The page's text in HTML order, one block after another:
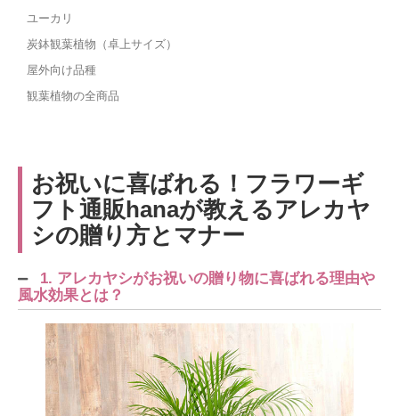
ユーカリ
炭鉢観葉植物（卓上サイズ）
屋外向け品種
観葉植物の全商品
お祝いに喜ばれる！フラワーギ
フト通販hanaが教えるアレカヤ
シの贈り方とマナー
1. アレカヤシがお祝いの贈り物に喜ばれる理由や
風水効果とは？